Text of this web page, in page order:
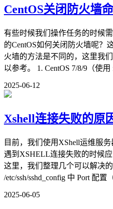
CentOS关闭防火墙
有些时候我们操作任务的时候
的CentOS如何关闭防火墙呢？
火墙的方法是不同的，这里我
以参考。 1. CentOS 7/8/9（使
2025-06-12
Xshell连接失败的原
目前，我们使用XShell运维服
遇到XSHELL连接失败的时候
这里，我们整理几个可以解决
/etc/ssh/sshd_config 中 Port 配置
2025-06-05